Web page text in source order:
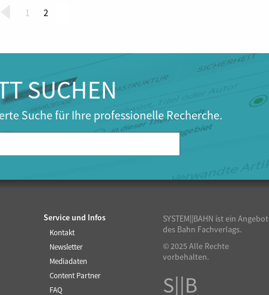
1 2(
r
n
t
)
SUCHEN
Suche für Ihre professionelle Recherche.
Service und Infos
Kontakt
Newsletter
Mediadaten
Content Partner
FAQ
SYSTEM||BAHN ist ein Angebot
des Bahn Fachverlags.
© 2025 Alle Rechte
vorbehalten.
S||B